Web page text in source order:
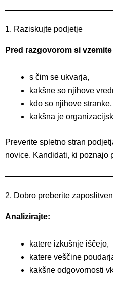
1. Raziskujte podjetje
Pred razgovorom si
s čim se ukvarja,
kakšne so njihove
kdo so njihove stranke,
kakšna je
Preverite spletno stran
novice. Kandidati, ki poznajo
2. Dobro preberite
Analizirajte:
katere izkušnje iščejo,
katere veščine
kakšne odgovornosti